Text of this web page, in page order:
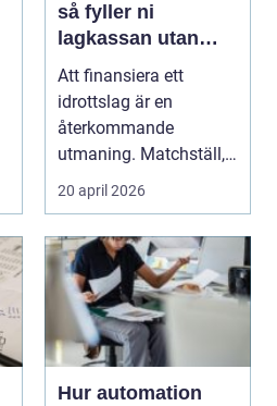
så fyller ni
lagkassan utan
krångel
Att finansiera ett
idrottslag är en
återkommande
utmaning. Matchställ,
cuper, träningsläger,
20 april 2026
Hur automation